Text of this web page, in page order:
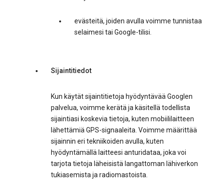
evästeitä, joiden avulla voimme tunnistaa
selaimesi tai Google-tilisi.
Sijaintitiedot
Kun käytät sijaintitietoja hyödyntävää Googlen
palvelua, voimme kerätä ja käsitellä todellista
sijaintiasi koskevia tietoja, kuten mobiililaitteen
lähettämiä GPS-signaaleita. Voimme määrittää
sijainnin eri tekniikoiden avulla, kuten
hyödyntämällä laitteesi anturidataa, joka voi
tarjota tietoja läheisistä langattoman lähiverkon
tukiasemista ja radiomastoista.